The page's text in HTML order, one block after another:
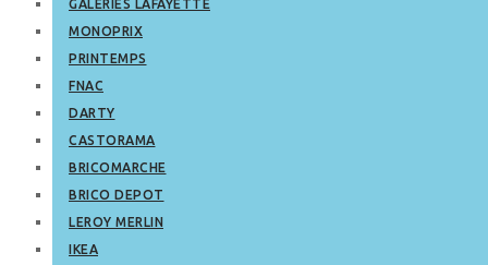
GALERIES LAFAYETTE
MONOPRIX
PRINTEMPS
FNAC
DARTY
CASTORAMA
BRICOMARCHE
BRICO DEPOT
LEROY MERLIN
IKEA